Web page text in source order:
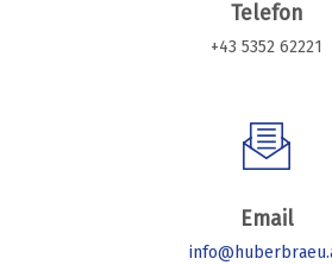
Telefon
+43 5352 62221
Email